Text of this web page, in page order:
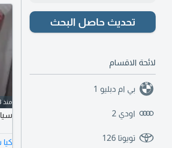
تحديث حاصل البحث
لائحة الاقسام
بي ام دبليو 1
اودي 2
تويوتا 126
منذ 13 ساعة
سيارة